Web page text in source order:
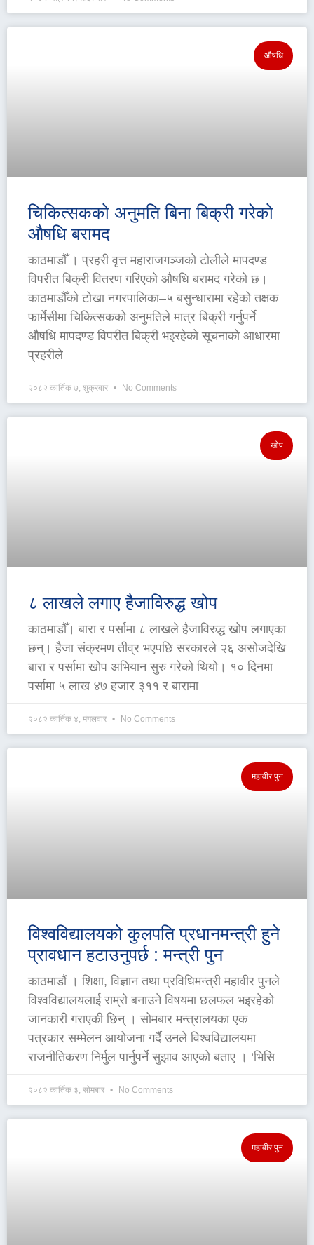
औषधि
चिकित्सकको अनुमति बिना बिक्री गरेको
औषधि बरामद
काठमाडौँ । प्रहरी वृत्त महाराजगञ्जको टोलीले मापदण्ड
विपरीत बिक्री वितरण गरिएको औषधि बरामद गरेको छ।
काठमाडौँको टोखा नगरपालिका–५ बसुन्धारामा रहेको तक्षक
फार्मेसीमा चिकित्सकको अनुमतिले मात्र बिक्री गर्नुपर्ने
औषधि मापदण्ड विपरीत बिक्री भइरहेको सूचनाको आधारमा
प्रहरीले
२०८२ कार्तिक ७, शुक्रबार No Comments
खोप
८ लाखले लगाए हैजाविरुद्ध खोप
काठमाडौँ। बारा र पर्सामा ८ लाखले हैजाविरुद्ध खोप लगाएका
छन्। हैजा संक्रमण तीव्र भएपछि सरकारले २६ असोजदेखि
बारा र पर्सामा खोप अभियान सुरु गरेको थियो। १० दिनमा
पर्सामा ५ लाख ४७ हजार ३११ र बारामा
२०८२ कार्तिक ४, मंगलवार No Comments
महावीर पुन
विश्वविद्यालयको कुलपति प्रधानमन्त्री हुने
प्रावधान हटाउनुपर्छ : मन्त्री पुन
काठमाडौं । शिक्षा, विज्ञान तथा प्रविधिमन्त्री महावीर पुनले
विश्वविद्यालयलाई राम्रो बनाउने विषयमा छलफल भइरहेको
जानकारी गराएकी छिन् । सोमबार मन्त्रालयका एक
पत्रकार सम्मेलन आयोजना गर्दै उनले विश्वविद्यालयमा
राजनीतिकरण निर्मुल पार्नुपर्ने सुझाव आएको बताए । ‘भिसि
२०८२ कार्तिक ३, सोमबार No Comments
महावीर पुन